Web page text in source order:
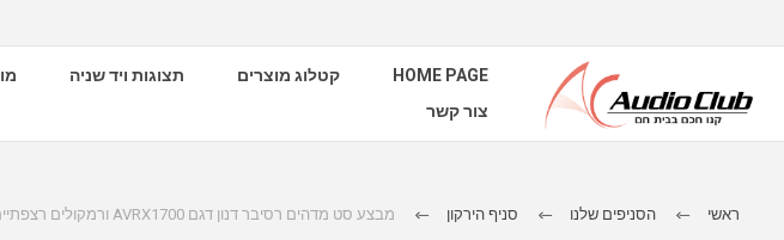
HOME PAGE קטלוג מוצרים תצוגות ויד שניה
צור קשר
ראשי הסניפים שלנו סניף הירקון מבצע סט מדהים רסיבר דנון דגם AVRX1700 ורמקולים רצפתיים קלייפש דגם RP8000F במחיר מבצע